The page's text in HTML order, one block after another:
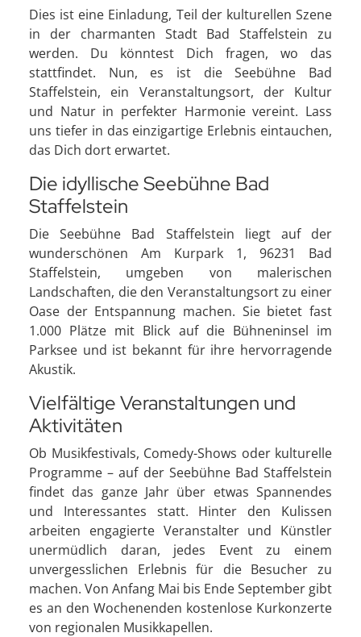
Dies ist eine Einladung, Teil der kulturellen Szene
in der charmanten Stadt Bad Staffelstein zu
werden. Du könntest Dich fragen, wo das
stattfindet. Nun, es ist die Seebühne Bad
Staffelstein, ein Veranstaltungsort, der Kultur
und Natur in perfekter Harmonie vereint. Lass
uns tiefer in das einzigartige Erlebnis eintauchen,
das Dich dort erwartet.
Die idyllische Seebühne Bad
Staffelstein
Die Seebühne Bad Staffelstein liegt auf der
wunderschönen Am Kurpark 1, 96231 Bad
Staffelstein, umgeben von malerischen
Landschaften, die den Veranstaltungsort zu einer
Oase der Entspannung machen. Sie bietet fast
1.000 Plätze mit Blick auf die Bühneninsel im
Parksee und ist bekannt für ihre hervorragende
Akustik.
Vielfältige Veranstaltungen und
Aktivitäten
Ob Musikfestivals, Comedy-Shows oder kulturelle
Programme – auf der Seebühne Bad Staffelstein
findet das ganze Jahr über etwas Spannendes
und Interessantes statt. Hinter den Kulissen
arbeiten engagierte Veranstalter und Künstler
unermüdlich daran, jedes Event zu einem
unvergesslichen Erlebnis für die Besucher zu
machen. Von Anfang Mai bis Ende September gibt
es an den Wochenenden kostenlose Kurkonzerte
von regionalen Musikkapellen.